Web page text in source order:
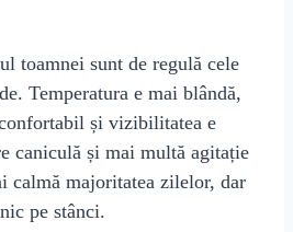
toamnei sunt de regulă cele
Temperatura e mai blândă,
și vizibilitatea e
caniculă și mai multă agitație
calmă majoritatea zilelor, dar
pe stânci.